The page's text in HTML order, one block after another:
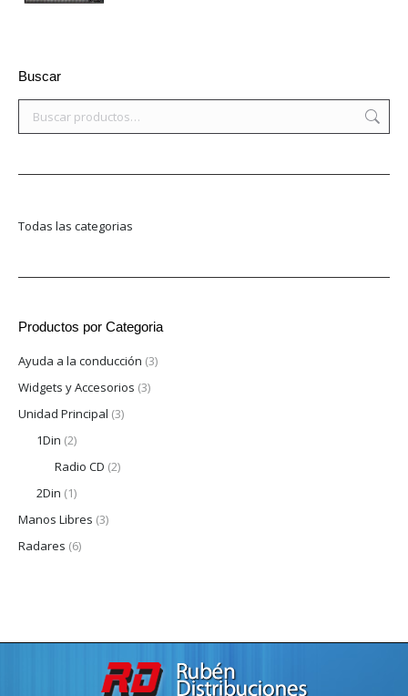
Buscar
Todas las categorias
Productos por Categoria
Ayuda a la conducción (3)
Widgets y Accesorios (3)
Unidad Principal (3)
1Din (2)
Radio CD (2)
2Din (1)
Manos Libres (3)
Radares (6)